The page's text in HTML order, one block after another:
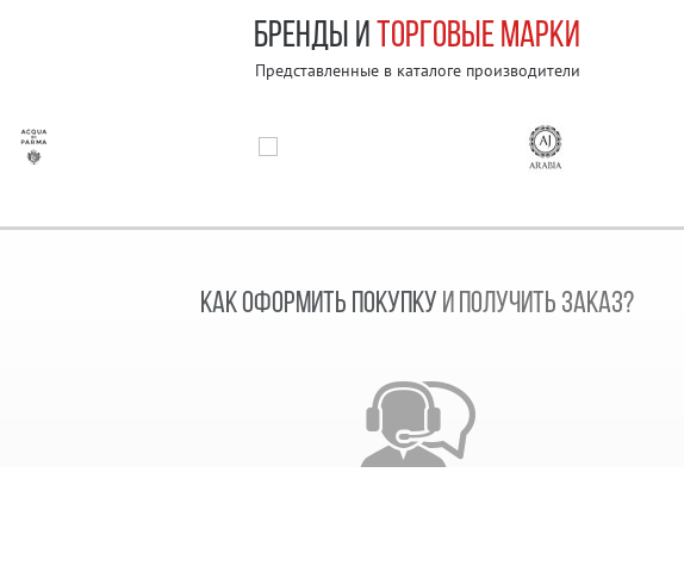
БРЕНДЫ И ТОРГОВЫЕ МАРКИ
Представленные в каталоге производители
КАК ОФОРМИТЬ ПОКУПКУ И ПОЛУЧИТЬ ЗАКАЗ?